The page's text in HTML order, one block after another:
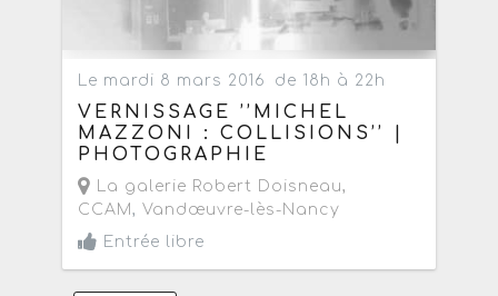
Le mardi 8 mars 2016 de 18h à 22h
VERNISSAGE ’’MICHEL
MAZZONI : COLLISIONS’’ |
PHOTOGRAPHIE
La galerie Robert Doisneau,
CCAM, Vandœuvre-lès-Nancy
Entrée libre